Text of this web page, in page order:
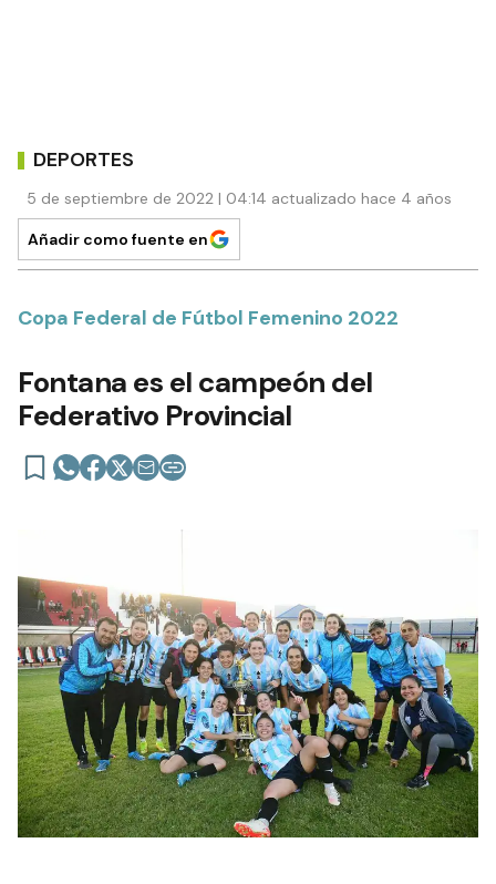
DEPORTES
5 de septiembre de 2022 | 04:14 actualizado hace 4 años
Añadir como fuente en
Copa Federal de Fútbol Femenino 2022
Fontana es el campeón del
Federativo Provincial